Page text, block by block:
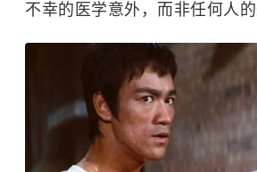
不幸的医学意外，而非任何人的